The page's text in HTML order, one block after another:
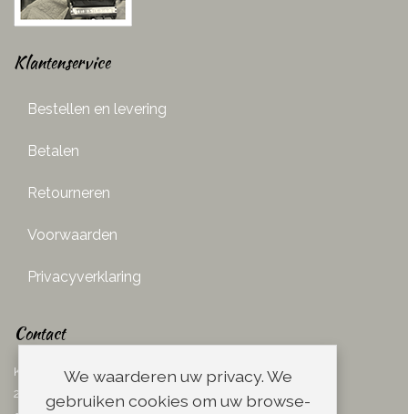
Klantenservice
Bestellen en levering
Betalen
Retourneren
Voorwaarden
Privacyverklaring
Contact
Ketelboetersteeg 29
2311 TN Leiden
We waarderen uw privacy. We
gebruiken cookies om uw browse-